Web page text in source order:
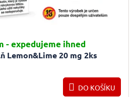
Lemon&Lime 20 mg 2ks
- expedujeme ihned
DO KOŠÍKU